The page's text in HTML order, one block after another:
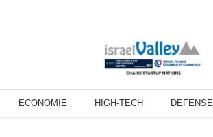
ECONOMIE HIGH-TECH DEFENSE